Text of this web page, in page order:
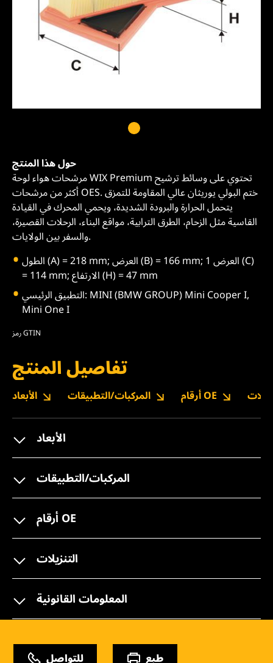
حول هذا المنتج
مرشحات هواء لوحة WIX Premium تحتوي على وسائط ترشيح
أكثر من مرشحات OES. ختم البولي يوريثان عالي المقاومة للتمزق
يتحمل الحرارة والبرودة الشديدة، ويحمي المحرك في القيادة
القاسية مثل الزحام، الطرق الترابية، مواقع البناء، الرحلات القصيرة،
والسفر بين الولايات.
الطول (A) = 218 mm; العرض (B) = 166 mm; العرض 1 (C)
= 114 mm; الارتفاع (H) = 47 mm
التطبيق الرئيسي: MINI (BMW GROUP) Mini Cooper I,
Mini One I
رمز GTIN
تفاصيل المنتج
الأبعاد المركبات/التطبيقات أرقام OE
الأبعاد
المركبات/التطبيقات
أرقام OE
التنزيلات
المعلومات القانونية